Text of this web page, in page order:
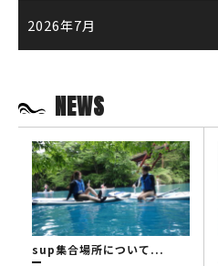
2026年7月
NEWS
sup集合場所について...